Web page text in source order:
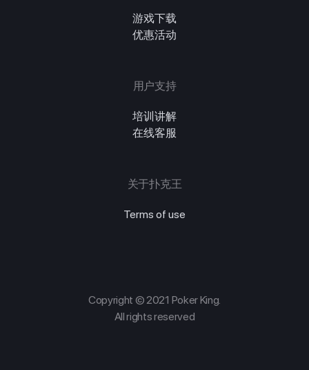
游戏下载
优惠活动
用户支持
培训讲解
在线客服
关于扑克王
Terms of use
Copyright © 2021 Poker King.
All rights reserved